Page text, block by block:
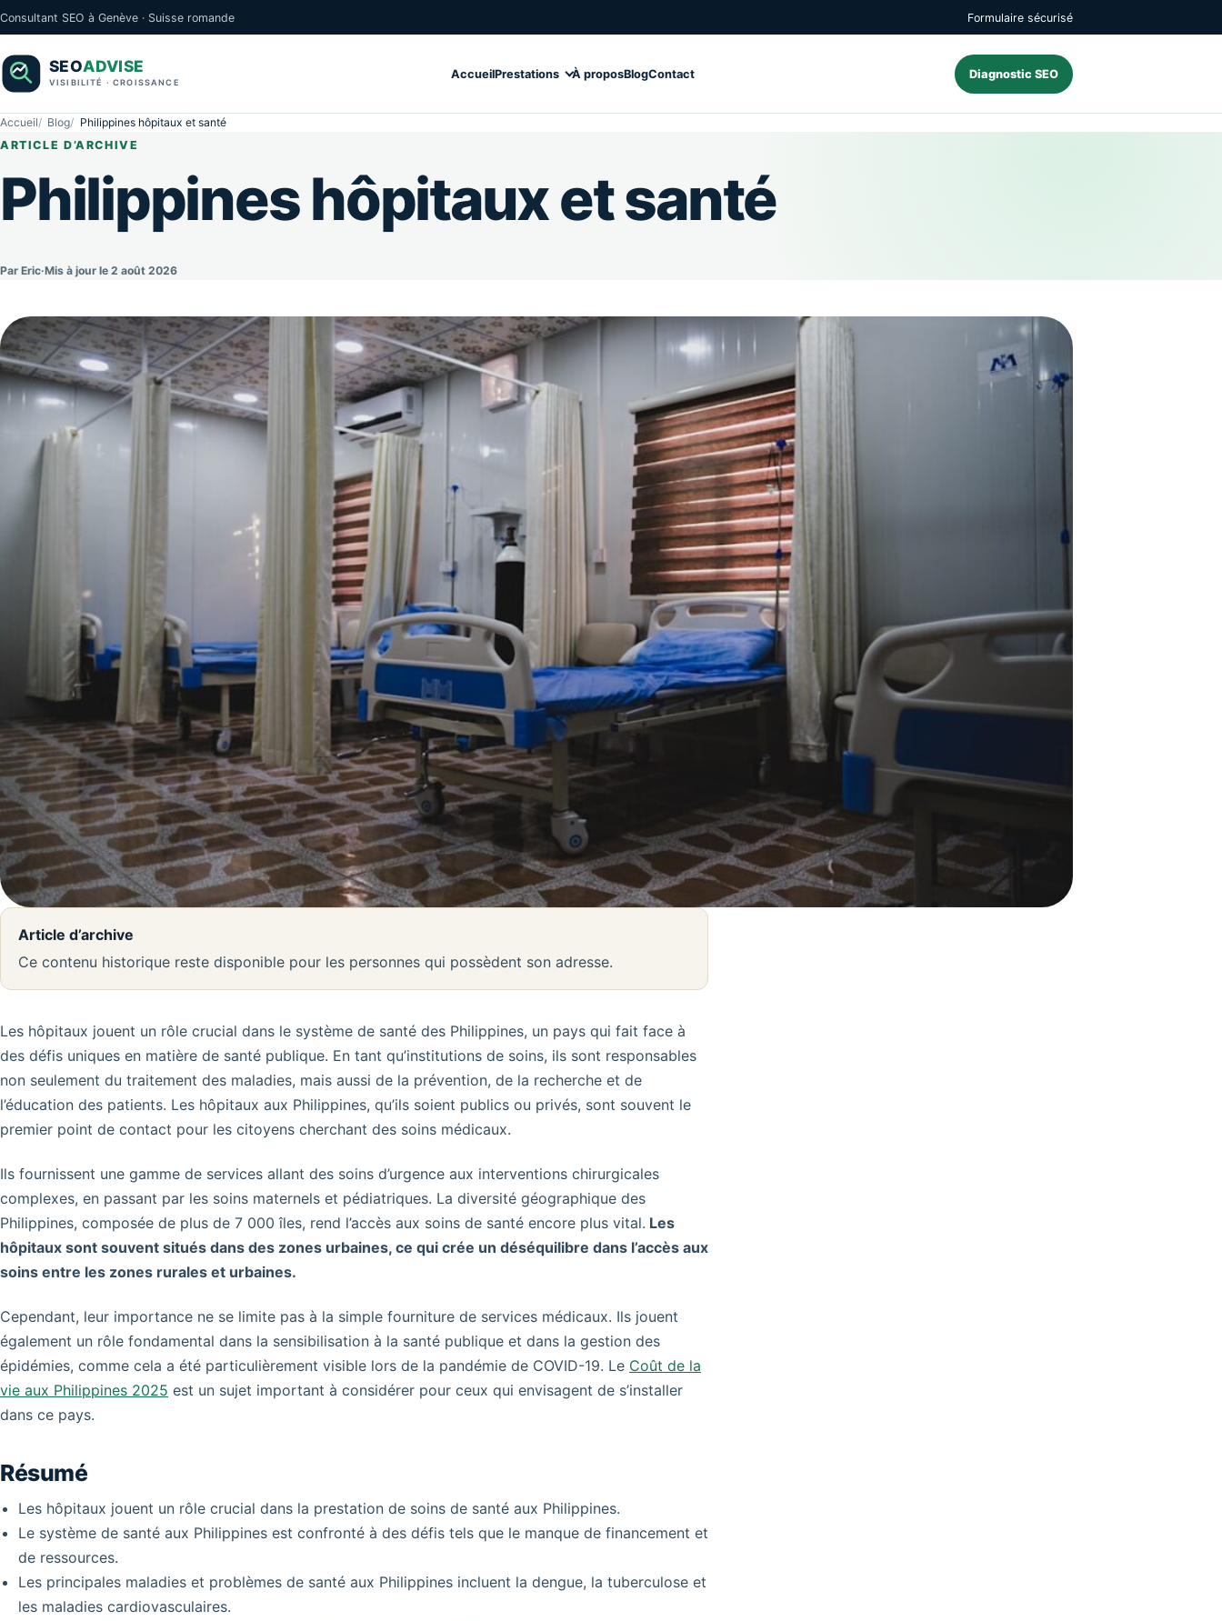
Consultant SEO à Genève · Suisse romande Formulaire sécurisé
AccueilPrestations À proposBlogContact Diagnostic SEO
Accueil Blog
Philippines hôpitaux et santé
ARTICLE D’ARCHIVE
Philippines hôpitaux et santé
Par Eric·Mis à jour le 2 août 2026
Article d’archive
Ce contenu historique reste disponible pour les personnes qui possèdent son adresse.
Les hôpitaux jouent un rôle crucial dans le système de santé des Philippines, un pays qui fait face à
des défis uniques en matière de santé publique. En tant qu’institutions de soins, ils sont responsables
non seulement du traitement des maladies, mais aussi de la prévention, de la recherche et de
l’éducation des patients. Les hôpitaux aux Philippines, qu’ils soient publics ou privés, sont souvent le
premier point de contact pour les citoyens cherchant des soins médicaux.
Ils fournissent une gamme de services allant des soins d’urgence aux interventions chirurgicales
complexes, en passant par les soins maternels et pédiatriques. La diversité géographique des
Philippines, composée de plus de 7 000 îles, rend l’accès aux soins de santé encore plus vital. Les
hôpitaux sont souvent situés dans des zones urbaines, ce qui crée un déséquilibre dans l’accès aux
soins entre les zones rurales et urbaines.
Cependant, leur importance ne se limite pas à la simple fourniture de services médicaux. Ils jouent
également un rôle fondamental dans la sensibilisation à la santé publique et dans la gestion des
épidémies, comme cela a été particulièrement visible lors de la pandémie de COVID-19. Le Coût de la
vie aux Philippines 2025 est un sujet important à considérer pour ceux qui envisagent de s’installer
dans ce pays.
Résumé
Les hôpitaux jouent un rôle crucial dans la prestation de soins de santé aux Philippines.
Le système de santé aux Philippines est confronté à des défis tels que le manque de financement et
de ressources.
Les principales maladies et problèmes de santé aux Philippines incluent la dengue, la tuberculose et
les maladies cardiovasculaires.